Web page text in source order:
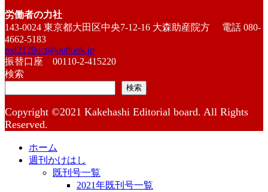
労働者の力社
143-0024 東京都大田区中央7-12-16 大森助産院方 電話 080-
4662-5183
red2129oct@outlook.jp
振替口座 00110-2-415220
検索
検索
Copyright ©2021 Kakehashi Editorial board. All Rights
Reserved.
ホーム
週刊かけはし
既刊号一覧
2021年既刊号一覧